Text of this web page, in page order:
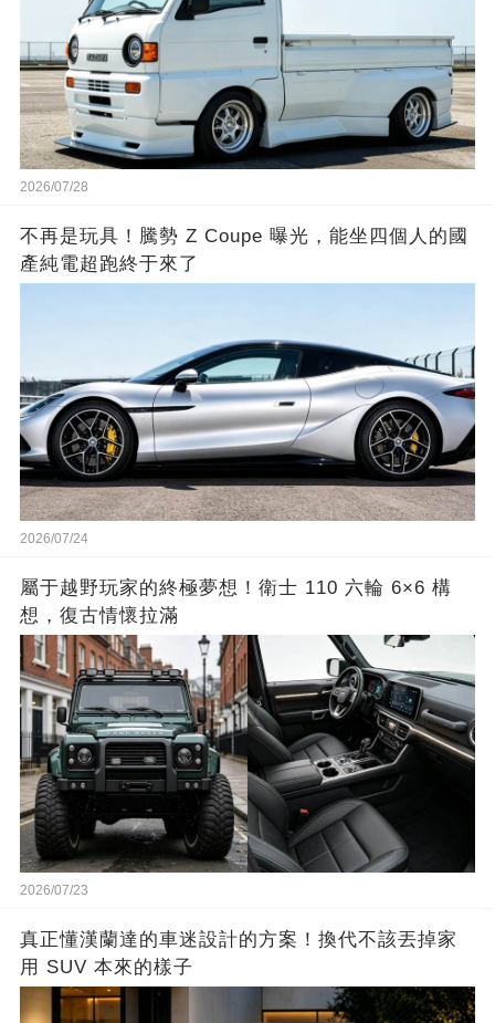
2026/07/28
不再是玩具！騰勢 Z Coupe 曝光，能坐四個人的國
產純電超跑終于來了
2026/07/24
屬于越野玩家的終極夢想！衛士 110 六輪 6×6 構
想，復古情懷拉滿
2026/07/23
真正懂漢蘭達的車迷設計的方案！換代不該丟掉家
用 SUV 本來的樣子